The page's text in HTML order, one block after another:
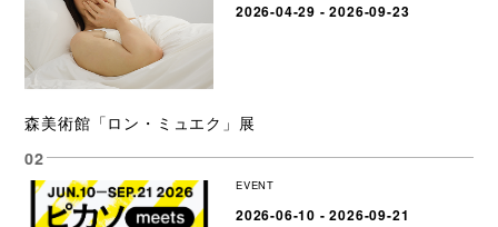
2026-04-29 - 2026-09-23
森美術館「ロン・ミュエク」展
EVENT
2026-06-10 - 2026-09-21